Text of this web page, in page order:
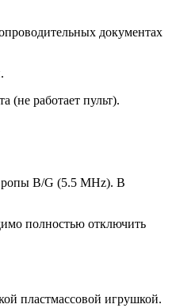
документах
(не работает пульт).
B/G (5.5 MHz). В
полностью отключить
пластмассовой игрушкой.